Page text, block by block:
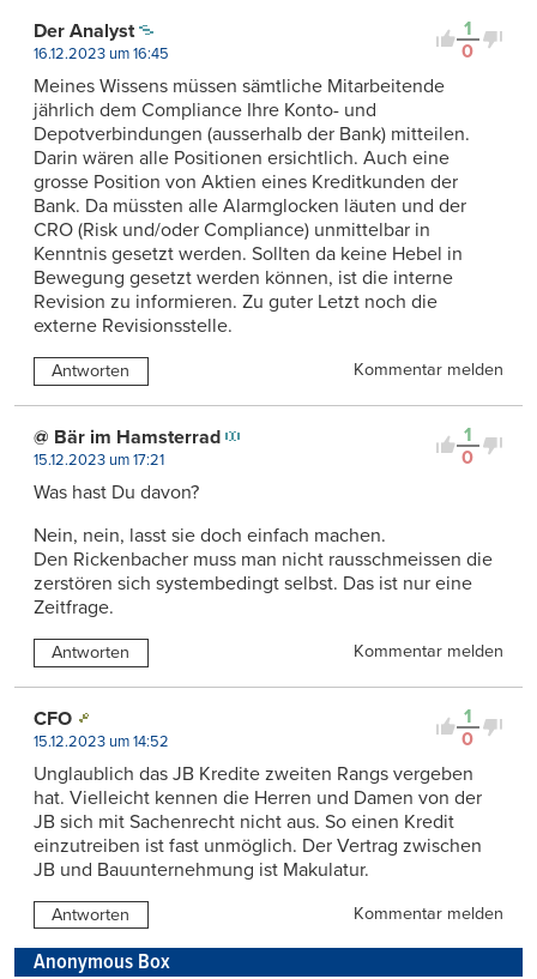
1
0
Der Analyst
16.12.2023 um 16:45
Meines Wissens müssen sämtliche Mitarbeitende
jährlich dem Compliance Ihre Konto- und
Depotverbindungen (ausserhalb der Bank) mitteilen.
Darin wären alle Positionen ersichtlich. Auch eine
grosse Position von Aktien eines Kreditkunden der
Bank. Da müssten alle Alarmglocken läuten und der
CRO (Risk und/oder Compliance) unmittelbar in
Kenntnis gesetzt werden. Sollten da keine Hebel in
Bewegung gesetzt werden können, ist die interne
Revision zu informieren. Zu guter Letzt noch die
externe Revisionsstelle.
Antworten Kommentar melden
1
0
@ Bär im Hamsterrad
15.12.2023 um 17:21
Was hast Du davon?
Nein, nein, lasst sie doch einfach machen.
Den Rickenbacher muss man nicht rausschmeissen die
zerstören sich systembedingt selbst. Das ist nur eine
Zeitfrage.
Antworten Kommentar melden
1
0
CFO
15.12.2023 um 14:52
Unglaublich das JB Kredite zweiten Rangs vergeben
hat. Vielleicht kennen die Herren und Damen von der
JB sich mit Sachenrecht nicht aus. So einen Kredit
einzutreiben ist fast unmöglich. Der Vertrag zwischen
JB und Bauunternehmung ist Makulatur.
Antworten Kommentar melden
Anonymous Box